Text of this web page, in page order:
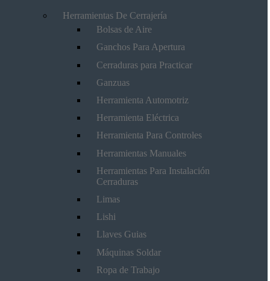
Herramientas De Cerrajería
Bolsas de Aire
Ganchos Para Apertura
Cerraduras para Practicar
Ganzuas
Herramienta Automotriz
Herramienta Eléctrica
Herramienta Para Controles
Herramientas Manuales
Herramientas Para Instalación
Cerraduras
Limas
Lishi
Llaves Guias
Máquinas Soldar
Ropa de Trabajo